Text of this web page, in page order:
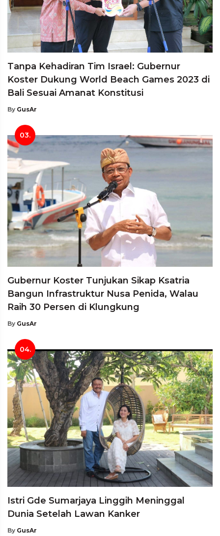
Tanpa Kehadiran Tim Israel: Gubernur
Koster Dukung World Beach Games 2023 di
Bali Sesuai Amanat Konstitusi
By GusAr
03.
Gubernur Koster Tunjukan Sikap Ksatria
Bangun Infrastruktur Nusa Penida, Walau
Raih 30 Persen di Klungkung
By GusAr
04.
Istri Gde Sumarjaya Linggih Meninggal
Dunia Setelah Lawan Kanker
By GusAr